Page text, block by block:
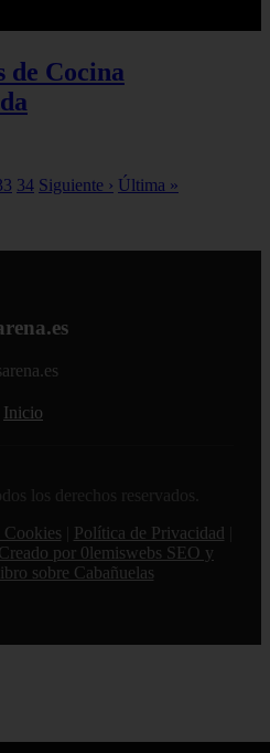
de Cocina
34 Siguiente › Última »
Inicio
los derechos reservados.
Cookies Política de Privacidad
Creado por 0lemiswebs SEO y
sobre Cabañuelas